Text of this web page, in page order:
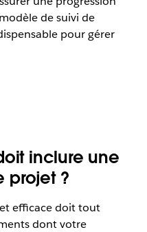
de suivi de
pour gérer
inclure une
projet ?
efficace doit tout
dont votre